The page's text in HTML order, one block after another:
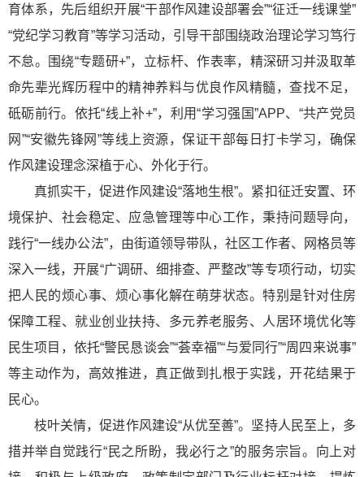
育体系，先后组织开展“干部作风建设部署会”“征迁一线课堂”
“党纪学习教育”等学习活动，引导干部围绕政治理论学习笃行
不怠。围绕“专题研+”，立标杆、作表率，精深研习并汲取革
命先辈光辉历程中的精神养料与优良作风精髓，查找不足，
砥砺前行。依托“线上补+”，利用“学习强国”APP、“共产党员
网”“安徽先锋网”等线上资源，保证干部每日打卡学习，确保
作风建设理念深植于心、外化于行。
真抓实干，促进作风建设“落地生根”。紧扣征迁安置、环
境保护、社会稳定、应急管理等中心工作，秉持问题导向，
践行“一线办公法”，由街道领导带队，社区工作者、网格员等
深入一线，开展“广调研、细排查、严整改”等专项行动，切实
把人民的烦心事、烦心事化解在萌芽状态。特别是针对住房
保障工程、就业创业扶持、多元养老服务、人居环境优化等
民生项目，依托“警民恳谈会”“荟幸福”“与爱同行”“周四来说事”
等主动作为，高效推进，真正做到扎根于实践，开花结果于
民心。
枝叶关情，促进作风建设“从优至善”。坚持人民至上，多
措并举自觉践行“民之所盼，我必行之”的服务宗旨。向上对